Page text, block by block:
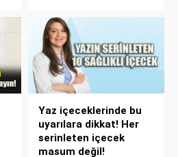
Yaz içeceklerinde bu
uyarılara dikkat! Her
serinleten içecek
masum değil!